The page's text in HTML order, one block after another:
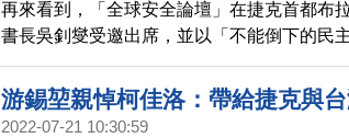
齊表示，要找回歐洲的良知和責任，為包括
任。游錫堃20日將到捷克參議院發表演說，
市府並參加「對華政策跨國議會
再來看到，「全球安全論壇」在捷克首都布
書長吳釗燮受邀出席，並以「不能倒下的民
中的角色」為題發表演說。吳釗燮表示，面
整合性嚇阻力量，至為關鍵，期盼歐洲國家
和經濟安全方面的合作。
游錫堃親悼柯佳洛：帶給捷克與
2022-07-21 10:30:59